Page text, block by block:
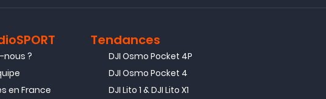
nous ?
en France
Tendances
DJI Osmo Pocket 4P
DJI Osmo Pocket 4
DJI Lito 1 & DJI Lito X1